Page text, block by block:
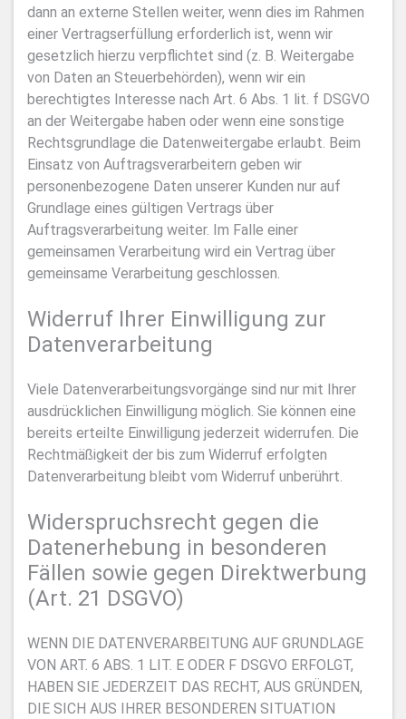
dann an externe Stellen weiter, wenn dies im Rahmen
einer Vertragserfüllung erforderlich ist, wenn wir
gesetzlich hierzu verpflichtet sind (z. B. Weitergabe
von Daten an Steuerbehörden), wenn wir ein
berechtigtes Interesse nach Art. 6 Abs. 1 lit. f DSGVO
an der Weitergabe haben oder wenn eine sonstige
Rechtsgrundlage die Datenweitergabe erlaubt. Beim
Einsatz von Auftragsverarbeitern geben wir
personenbezogene Daten unserer Kunden nur auf
Grundlage eines gültigen Vertrags über
Auftragsverarbeitung weiter. Im Falle einer
gemeinsamen Verarbeitung wird ein Vertrag über
gemeinsame Verarbeitung geschlossen.
Widerruf Ihrer Einwilligung zur
Datenverarbeitung
Viele Datenverarbeitungsvorgänge sind nur mit Ihrer
ausdrücklichen Einwilligung möglich. Sie können eine
bereits erteilte Einwilligung jederzeit widerrufen. Die
Rechtmäßigkeit der bis zum Widerruf erfolgten
Datenverarbeitung bleibt vom Widerruf unberührt.
Widerspruchsrecht gegen die
Datenerhebung in besonderen
Fällen sowie gegen Direktwerbung
(Art. 21 DSGVO)
WENN DIE DATENVERARBEITUNG AUF GRUNDLAGE
VON ART. 6 ABS. 1 LIT. E ODER F DSGVO ERFOLGT,
HABEN SIE JEDERZEIT DAS RECHT, AUS GRÜNDEN,
DIE SICH AUS IHRER BESONDEREN SITUATION